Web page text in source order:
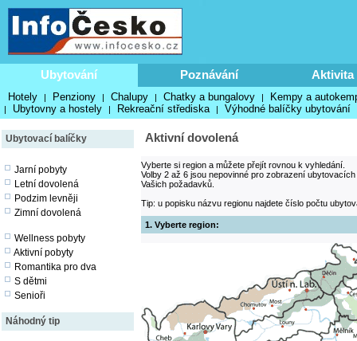
Ubytování Poznávání Aktivita
Hotely | Penziony | Chalupy | Chatky a bungalovy | Kempy a
| Ubytovny a hostely | Rekreační střediska | Výhodné balíčky ubytování
Ubytovací balíčky
Jarní pobyty
Letní dovolená
Podzim levněji
Zimní dovolená
Wellness pobyty
Aktivní pobyty
Romantika pro dva
S dětmi
Senioři
Náhodný tip
Aktivní dovolená
Vyberte si region a můžete přejít rovnou k vyhledání.
Volby 2 až 6 jsou nepovinné pro zobrazení
Vašich požadavků.
Tip: u popisku názvu regionu najdete číslo počtu
1. Vyberte region: